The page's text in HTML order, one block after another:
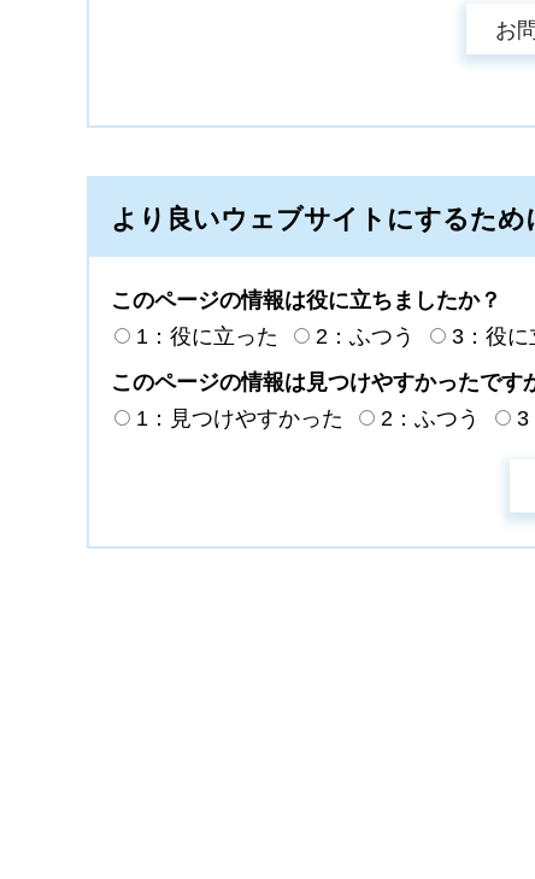
より良いウェブサイトにするた
このページの情報は役に立ちましたか？
1：役に立った
2：ふつう
3：役に
このページの情報は見つけやすかったです
1：見つけやすかった
2：ふつう 3